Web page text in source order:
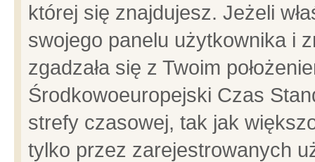
której się znajdujesz. Jeżeli
swojego panelu użytkownika i
zgadzała się z Twoim
Środkowoeuropejski Czas
strefy czasowej, tak jak
tylko przez zarejestrowanych